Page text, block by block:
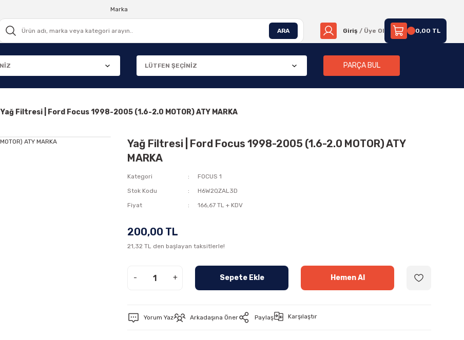
Marka
ARA Giriş / Üye Ol 0,00 TL
PARÇA BUL
Yağ Filtresi | Ford Focus 1998-2005 (1.6-2.0 MOTOR) ATY MARKA
Yağ Filtresi | Ford Focus 1998-2005 (1.6-2.0 MOTOR) ATY
MARKA
Kategori
FOCUS 1
Stok Kodu
H6W2QZAL3D
Fiyat
166,67 TL + KDV
200,00 TL
21,32 TL den başlayan taksitlerle!
- + Sepete Ekle Hemen Al
Yorum Yaz Arkadaşına Öner Paylaş Karşılaştır